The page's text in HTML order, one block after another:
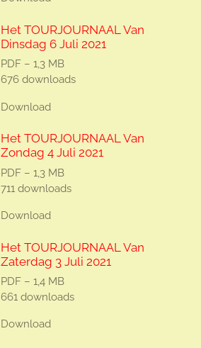
Het TOURJOURNAAL Van
Dinsdag 6 Juli 2021
PDF – 1,3 MB
676 downloads
Download
Het TOURJOURNAAL Van
Zondag 4 Juli 2021
PDF – 1,3 MB
711 downloads
Download
Het TOURJOURNAAL Van
Zaterdag 3 Juli 2021
PDF – 1,4 MB
661 downloads
Download